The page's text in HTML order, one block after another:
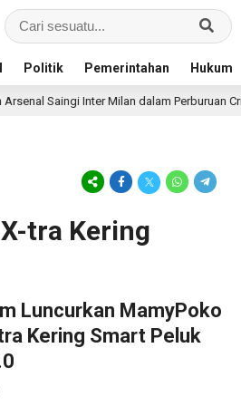
Politik Pemerintahan Hukum
dalam Perburuan Cristian Romero,
tra Kering
Luncurkan MamyPoko
Kering Smart Peluk